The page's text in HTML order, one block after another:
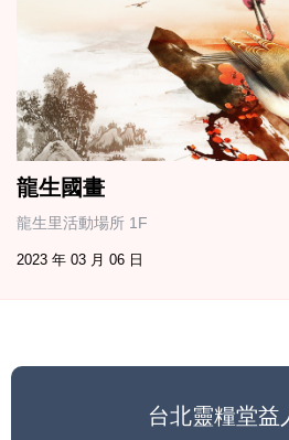
龍生國畫
龍生里活動場所 1F
2023 年 03 月 06 日
台北靈糧堂益